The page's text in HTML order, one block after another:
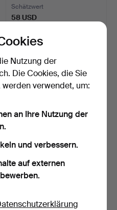
Schätzwert
58 USD
SÜSSWASSERPERLENKE
KORALLE…
2 Std 46 Min
Schätzwert
Nutzung der
Die Cookies, die Sie
verwendet, um:
an Ihre Nutzung der
und verbessern.
auf externen